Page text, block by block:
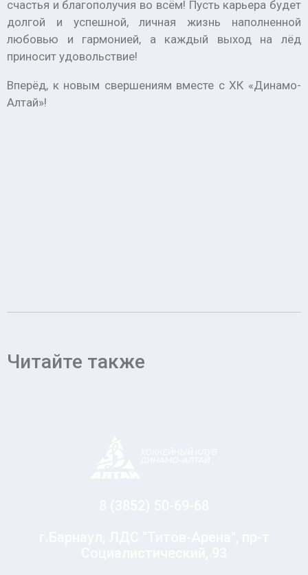
счастья и благополучия во всём! Пусть карьера будет
долгой и успешной, личная жизнь наполненной
любовью и гармонией, а каждый выход на лёд
приносит удовольствие!
Вперёд, к новым свершениям вместе с ХК «Динамо-
Алтай»!
Читайте также